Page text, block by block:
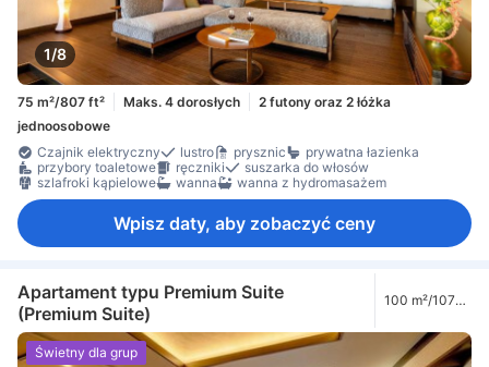
1/8
75 m²/807 ft² Maks. 4 dorosłych
2 futony oraz 2 łóżka
jednoosobowe
Czajnik elektryczny
lustro prysznic
prywatna łazienka
przybory toaletowe
ręczniki
suszarka do włosów
szlafroki kąpielowe
wanna wanna z hydromasażem
Wpisz daty, aby zobaczyć ceny
Apartament typu Premium Suite
(Premium Suite)
100 m²/1076
Świetny dla grup